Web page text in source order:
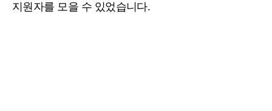
지원자를 모을 수 있었습니다.